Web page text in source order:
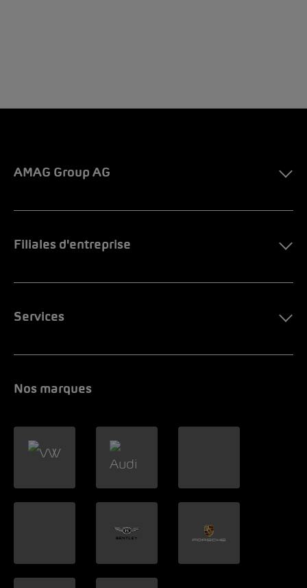
AMAG Group AG
Filiales d'entreprise
Services
Nos marques